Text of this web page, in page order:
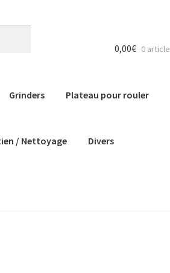
0,00€ 0 article
Grinders Plateau pour rouler
/ Nettoyage Divers